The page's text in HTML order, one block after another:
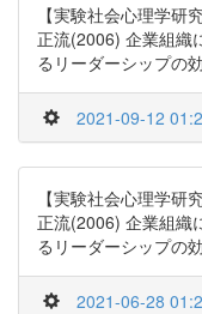
【実験社会心理学研
正流(2006) 企業組織
るリーダーシップの
2021-09-12
【実験社会心理学研
正流(2006) 企業組織
るリーダーシップの
2021-06-28